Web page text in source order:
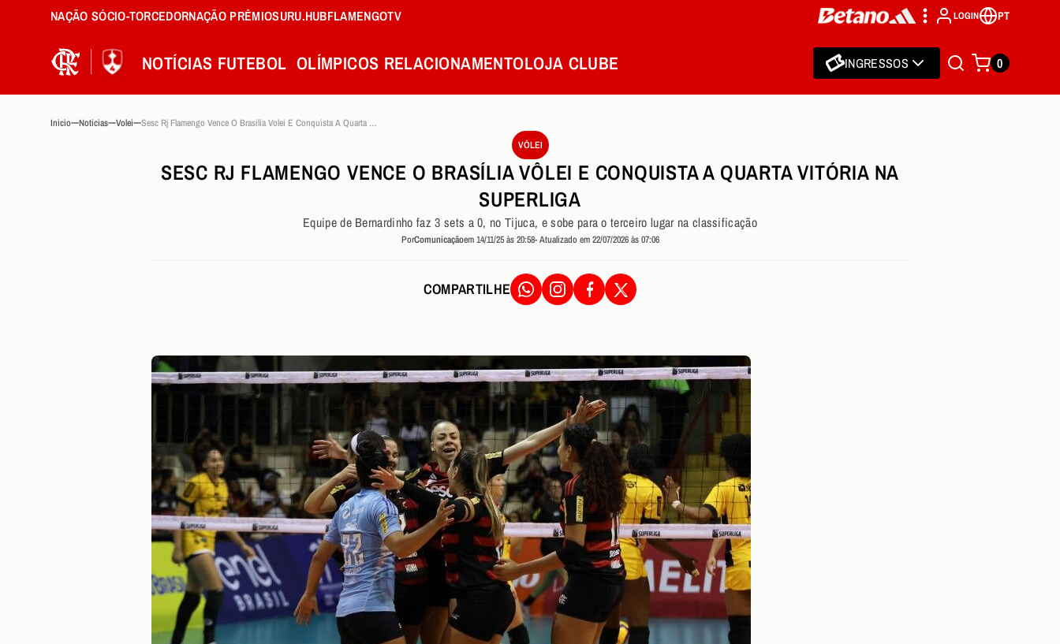
NAÇÃO SÓCIO-TORCEDORNAÇÃO PRÊMIOSURU.HUBFLAMENGOTV LOGIN PT
NOTÍCIAS FUTEBOL OLÍMPICOS RELACIONAMENTOLOJA CLUBE INGRESSOS 0
Inicio Noticias Volei
Sesc Rj Flamengo Vence O Brasilia Volei E Conquista A Quarta Vitoria Na Superliga
VÔLEI
SESC RJ FLAMENGO VENCE O BRASÍLIA VÔLEI E CONQUISTA A QUARTA VITÓRIA NA
SUPERLIGA
Equipe de Bernardinho faz 3 sets a 0, no Tijuca, e sobe para o terceiro lugar na classificação
PorComunicaçãoem 14/11/25 às 20:58- Atualizado em 22/07/2026 às 07:06
COMPARTILHE